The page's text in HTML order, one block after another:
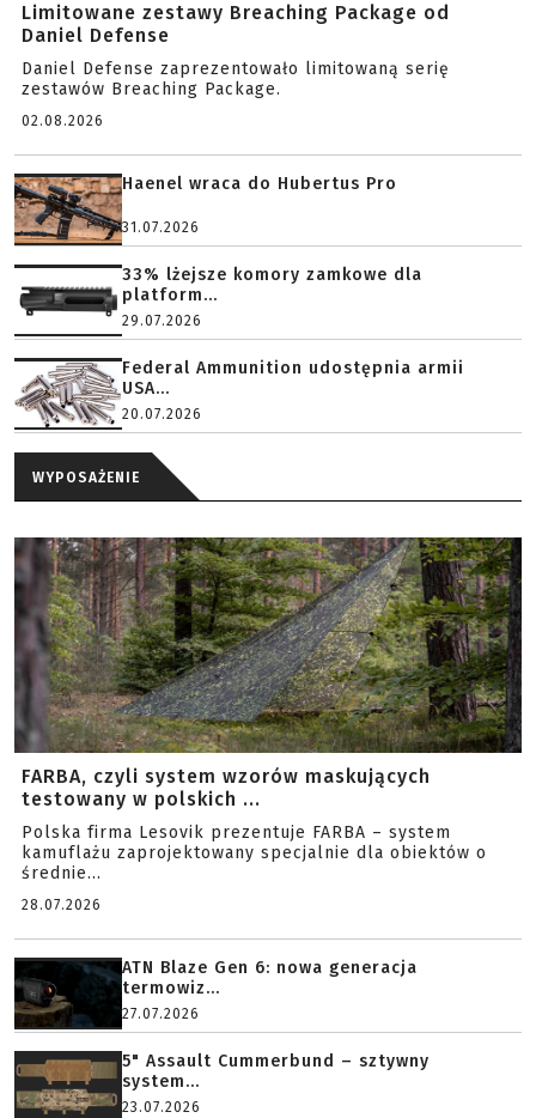
Limitowane zestawy Breaching Package od
Daniel Defense
Daniel Defense zaprezentowało limitowaną serię
zestawów Breaching Package.
02.08.2026
Haenel wraca do Hubertus Pro
31.07.2026
33% lżejsze komory zamkowe dla
platform...
29.07.2026
Federal Ammunition udostępnia armii
USA...
20.07.2026
WYPOSAŻENIE
FARBA, czyli system wzorów maskujących
testowany w polskich ...
Polska firma Lesovik prezentuje FARBA – system
kamuflażu zaprojektowany specjalnie dla obiektów o
średnie...
28.07.2026
ATN Blaze Gen 6: nowa generacja
termowiz...
27.07.2026
5" Assault Cummerbund – sztywny
system...
23.07.2026